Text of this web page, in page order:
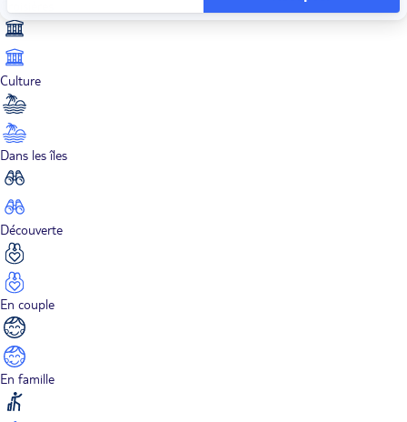
Culture
Dans les îles
Découverte
En couple
En famille